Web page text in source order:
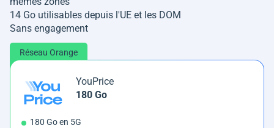
14 Go utilisables depuis l'UE et les DOM
Sans engagement
Réseau Orange
YouPrice
180 Go
180 Go en 5G